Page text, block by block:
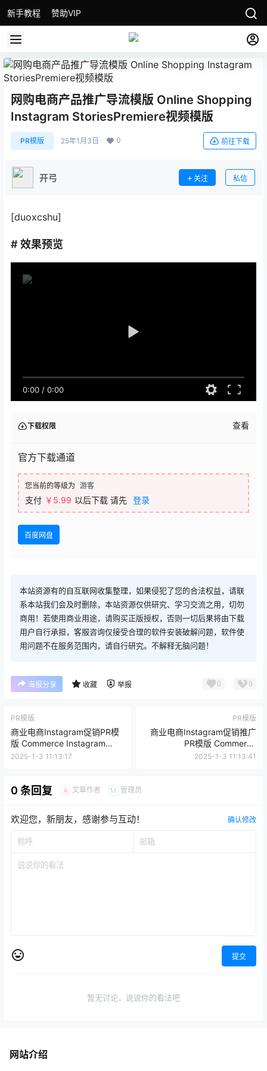
新手教程 赞助VIP
网购电商产品推广导流模版 Online Shopping
Instagram StoriesPremiere视频模版
PR模版 25年1月3日 0 前往下载
开弓 关注 私信
[duoxcshu]
# 效果预览
0:00 / 0:00
下载权限 查看
官方下载通道
您当前的等级为 游客
支付 ￥ 5.99 以后下载 请先 登录
百度网盘
本站资源有的自互联网收集整理，如果侵犯了您的合法权益，请联
系本站我们会及时删除，本站资源仅供研究、学习交流之用，切勿
商用！若使用商业用途，请购买正版授权，否则一切后果将由下载
用户自行承担，客服咨询仅接受合理的软件安装破解问题，软件使
用问题不在服务范围内，请自行研究。不解释无脑问题！
海报分享 收藏 举报 0 0
PR模版
商业电商Instagram促销PR模
版 Commerce Instagram
ReelsPremiere视频模版
2025-1-3 11:13:17
PR模版
商业电商Instagram促销推广
PR模版 Commerce
Instagram ReelsPremiere视
2025-1-3 11:13:41
0 条回复 A 文章作者 M 管理员
欢迎您，新朋友，感谢参与互动！ 确认修改
提交
暂无讨论，说说你的看法吧
网站介绍